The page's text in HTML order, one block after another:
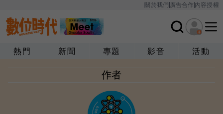
關於我們廣告合作內容授權
熱門 新聞 專題 影音 活動
作者